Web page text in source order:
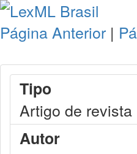
Página Anterior |
Tipo
Artigo de revista
Autor